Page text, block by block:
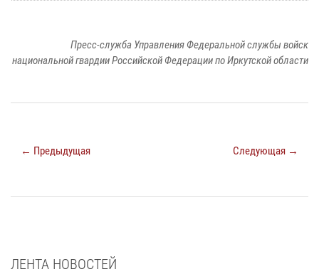
Пресс-служба Управления Федеральной службы войск
национальной гвардии Российской Федерации по Иркутской области
← Предыдущая Следующая →
ЛЕНТА НОВОСТЕЙ